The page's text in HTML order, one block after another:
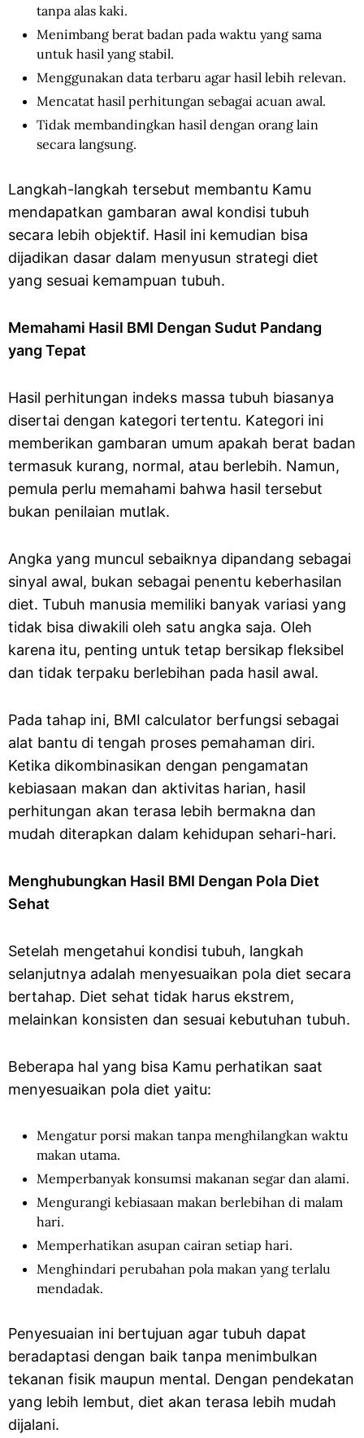
tanpa alas kaki.
Menimbang berat badan pada waktu yang sama
untuk hasil yang stabil.
Menggunakan data terbaru agar hasil lebih relevan.
Mencatat hasil perhitungan sebagai acuan awal.
Tidak membandingkan hasil dengan orang lain
secara langsung.
Langkah-langkah tersebut membantu Kamu
mendapatkan gambaran awal kondisi tubuh
secara lebih objektif. Hasil ini kemudian bisa
dijadikan dasar dalam menyusun strategi diet
yang sesuai kemampuan tubuh.
Memahami Hasil BMI Dengan Sudut Pandang
yang Tepat
Hasil perhitungan indeks massa tubuh biasanya
disertai dengan kategori tertentu. Kategori ini
memberikan gambaran umum apakah berat badan
termasuk kurang, normal, atau berlebih. Namun,
pemula perlu memahami bahwa hasil tersebut
bukan penilaian mutlak.
Angka yang muncul sebaiknya dipandang sebagai
sinyal awal, bukan sebagai penentu keberhasilan
diet. Tubuh manusia memiliki banyak variasi yang
tidak bisa diwakili oleh satu angka saja. Oleh
karena itu, penting untuk tetap bersikap fleksibel
dan tidak terpaku berlebihan pada hasil awal.
Pada tahap ini, BMI calculator berfungsi sebagai
alat bantu di tengah proses pemahaman diri.
Ketika dikombinasikan dengan pengamatan
kebiasaan makan dan aktivitas harian, hasil
perhitungan akan terasa lebih bermakna dan
mudah diterapkan dalam kehidupan sehari-hari.
Menghubungkan Hasil BMI Dengan Pola Diet
Sehat
Setelah mengetahui kondisi tubuh, langkah
selanjutnya adalah menyesuaikan pola diet secara
bertahap. Diet sehat tidak harus ekstrem,
melainkan konsisten dan sesuai kebutuhan tubuh.
Beberapa hal yang bisa Kamu perhatikan saat
menyesuaikan pola diet yaitu:
Mengatur porsi makan tanpa menghilangkan waktu
makan utama.
Memperbanyak konsumsi makanan segar dan alami.
Mengurangi kebiasaan makan berlebihan di malam
hari.
Memperhatikan asupan cairan setiap hari.
Menghindari perubahan pola makan yang terlalu
mendadak.
Penyesuaian ini bertujuan agar tubuh dapat
beradaptasi dengan baik tanpa menimbulkan
tekanan fisik maupun mental. Dengan pendekatan
yang lebih lembut, diet akan terasa lebih mudah
dijalani.